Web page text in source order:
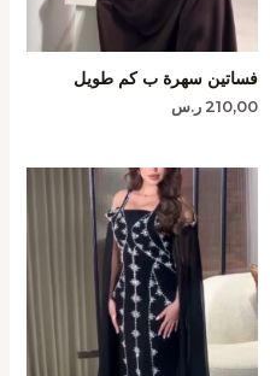
فساتين سهرة ب كم طويل
210,00 ر.س